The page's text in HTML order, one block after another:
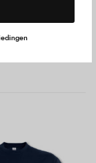
is van de